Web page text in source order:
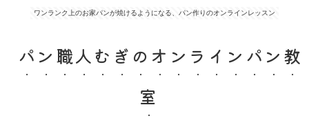
ワンランク上のお家パンが焼けるようになる、パン作りのオンラインレッスン
パン職人むぎのオンラインパン教
室